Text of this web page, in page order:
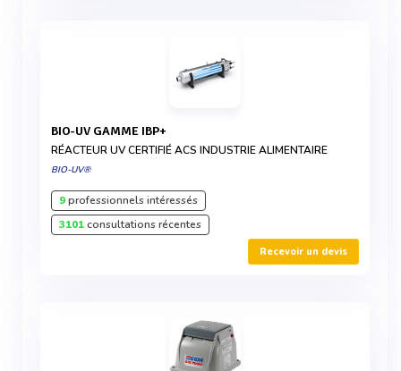
BIO-UV GAMME IBP+
RÉACTEUR UV CERTIFIÉ ACS INDUSTRIE ALIMENTAIRE
BIO-UV®
9professionnels intéressés
3101consultations récentes
Recevoir un devis